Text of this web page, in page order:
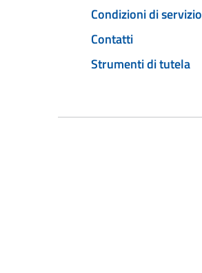
Condizioni di servizio
Contatti
Strumenti di tutela